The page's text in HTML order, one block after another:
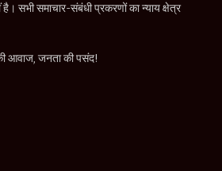
है। सभी समाचार-संबंधी प्रकरणों का न्याय क्षेत्र
आवाज, जनता की पसंद!